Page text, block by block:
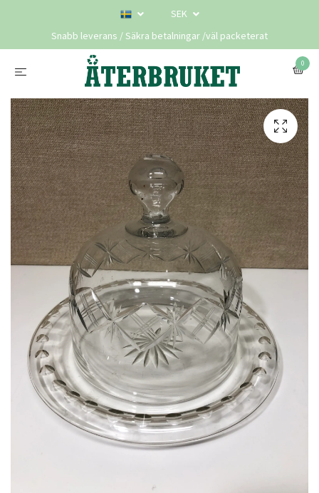
SEK
Snabb leverans / Säkra betalningar /väl packeterat
0